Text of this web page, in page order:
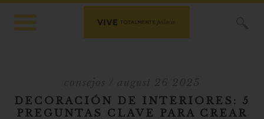
DECORACIÓN DE INTERIORES: 5
PREGUNTAS CLAVE PARA CREAR